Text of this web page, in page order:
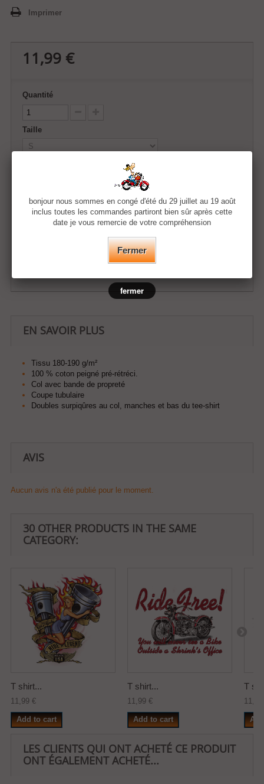
Imprimer
11,99 €
Quantité
Taille
Ajouter au panier
Ajouter à ma liste d'envies
EN SAVOIR PLUS
Tissu 180-190 g/m²
100 % coton peigné pré-rétréci.
Col avec bande de propreté
Coupe tubulaire
Doubles surpiqûres au col, manches et bas du tee-shirt
AVIS
Aucun avis n'a été publié pour le moment.
30 OTHER PRODUCTS IN THE SAME
CATEGORY:
T shirt...
11,99 €
Add to cart
T shirt...
11,99 €
Add to cart
T
LES CLIENTS QUI ONT ACHETÉ CE PRODUIT
ONT ÉGALEMENT ACHETÉ...
bonjour nous sommes en congé d'été du 29 juillet au 19 août
inclus toutes les commandes partiront bien sûr après cette
date je vous remercie de votre compréhension
Fermer
fermer